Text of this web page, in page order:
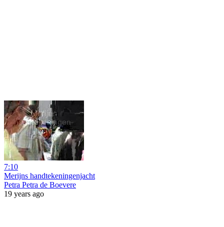
7:10
Merijns handtekeningenjacht
Petra Petra de Boevere
19 years ago